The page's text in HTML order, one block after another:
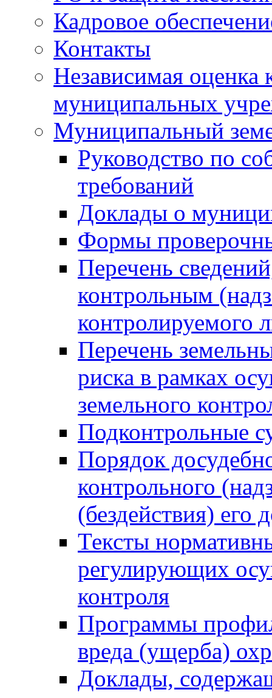
Кадровое
Контакты
Независимая оценка
муниципальных
Муниципальный
Руководство по
требований
Доклады о
Формы
Перечень
контрольным
контролируемого
Перечень
риска в рамках
земельного
Подконтрольные
Порядок
контрольного
(бездействия)
Тексты
регулирующих
контроля
Программы
вреда (ущерба)
Доклады,